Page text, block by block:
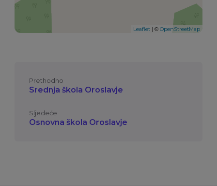
Leaflet | © OpenStreetMap
Prethodno
Srednja škola Oroslavje
Sljedeće
Osnovna škola Oroslavje